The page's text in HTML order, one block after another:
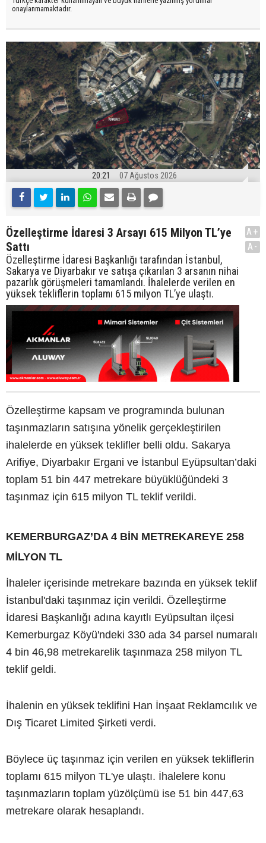
onaylanmamaktadır.
20:21 07 Ağustos 2026
Özelleştirme İdaresi 3 Arsayı 615 Milyon TL’ye
Sattı
Özelleştirme İdaresi Başkanlığı tarafından İstanbul,
Sakarya ve Diyarbakır ve satışa çıkarılan 3 arsanın nihai
pazarlık görüşmeleri tamamlandı. İhalelerde verilen en
yüksek tekliflerin toplamı 615 milyon TL’ye ulaştı.
A+
A-
Özelleştirme kapsam ve programında bulunan
taşınmazların satışına yönelik gerçekleştirilen
ihalelerde en yüksek teklifler belli oldu. Sakarya
Arifiye, Diyarbakır Ergani ve İstanbul Eyüpsultan’daki
toplam 51 bin 447 metrekare büyüklüğündeki 3
taşınmaz için 615 milyon TL teklif verildi.
KEMERBURGAZ’DA 4 BİN METREKAREYE 258
MİLYON TL
İhaleler içerisinde metrekare bazında en yüksek teklif
İstanbul'daki taşınmaz için verildi. Özelleştirme
İdaresi Başkanlığı adına kayıtlı Eyüpsultan ilçesi
Kemerburgaz Köyü'ndeki 330 ada 34 parsel numaralı
4 bin 46,98 metrekarelik taşınmaza 258 milyon TL
teklif geldi.
İhalenin en yüksek teklifini Han İnşaat Reklamcılık ve
Dış Ticaret Limited Şirketi verdi.
Böylece üç taşınmaz için verilen en yüksek tekliflerin
toplamı 615 milyon TL'ye ulaştı. İhalelere konu
taşınmazların toplam yüzölçümü ise 51 bin 447,63
metrekare olarak hesaplandı.